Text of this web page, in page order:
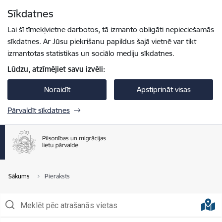
Sīkdatnes
Lai šī tīmekļvietne darbotos, tā izmanto obligāti nepieciešamās
sīkdatnes. Ar Jūsu piekrišanu papildus šajā vietnē var tikt
izmantotas statistikas un sociālo mediju sīkdatnes.
Lūdzu, atzīmējiet savu izvēli:
Noraidīt Apstiprināt visas
Pārvaldīt sīkdatnes
Sākums Pieraksts